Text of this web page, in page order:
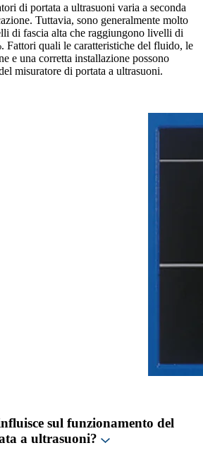
di portata a ultrasuoni varia a seconda
Tuttavia, sono generalmente molto
di fascia alta che raggiungono livelli di
Fattori quali le caratteristiche del fluido, le
e una corretta installazione possono
misuratore di portata a ultrasuoni.
sul funzionamento del
a ultrasuoni?